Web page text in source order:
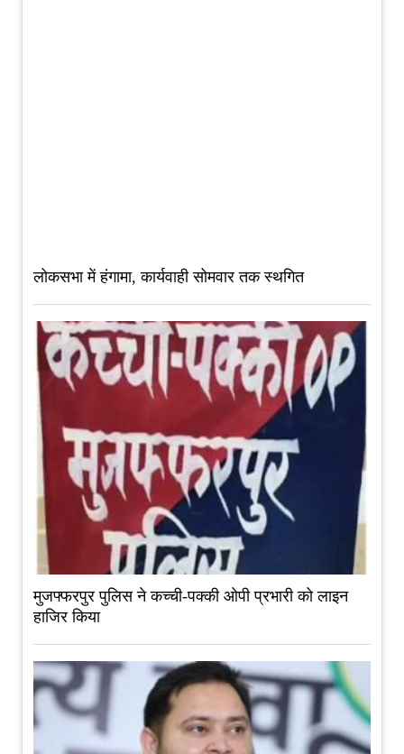
लोकसभा में हंगामा, कार्यवाही सोमवार तक स्थगित
मुजफ्फरपुर पुलिस ने कच्ची-पक्की ओपी प्रभारी को लाइन
हाजिर किया